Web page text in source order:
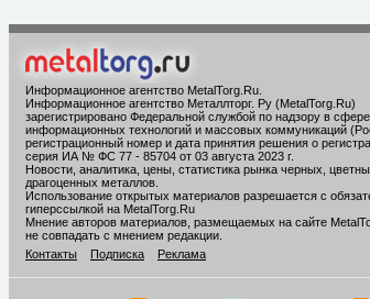
Информационное агентство MetalTorg.Ru
Информационное агентство Металлторг. Ру (MetalTorg.Ru)
зарегистрировано Федеральной службой по надзору в сфере
информационных технологий и массовых коммуникаций
регистрационный номер и дата принятия решения о
серия ИА № ФС 77 - 85704 от 03 августа 2023 г.
Новости, аналитика, цены, статистика рынка черных,
драгоценных металлов.
Использование открытых материалов разрешается с
гиперссылкой на MetalTorg.Ru
Мнение авторов материалов, размещаемых на сайте
не совпадать с мнением редакции.
Контакты
Подписка Реклама